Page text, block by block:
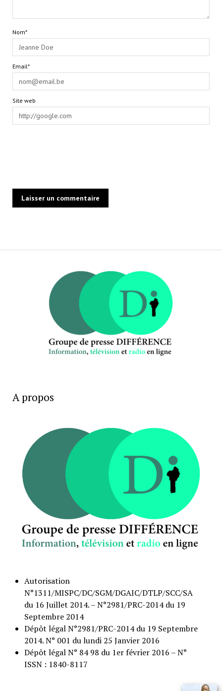
Nom*
Email*
Site web
A propos
Autorisation
N°1311/MISPC/DC/SGM/DGAIC/DTLP/SCC/SA
du 16 Juillet 2014. – N°2981/PRC-2014 du 19
Septembre 2014
Dépôt légal N°2981/PRC-2014 du 19 Septembre
2014. N° 001 du lundi 25 Janvier 2016
Dépôt légal N° 84 98 du 1er février 2016 – N°
ISSN : 1840-8117